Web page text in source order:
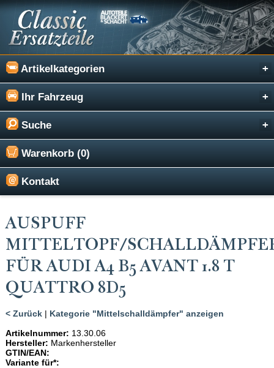
Artikelkategorien
Ihr Fahrzeug
Suche
Warenkorb (0)
Kontakt
AUSPUFF
MITTELTOPF/
FÜR AUDI A4 B5 AVANT 1.8 T
QUATTRO 8D5
< Zurück| Kategorie "Mittelschalldämpfer" anzeigen
Artikelnummer: 13.30.06
Hersteller: Markenhersteller
GTIN/EAN:
Variante für*: